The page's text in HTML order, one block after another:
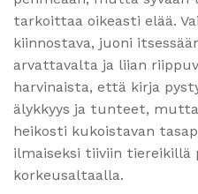
tarkoittaa oikeasti elää.
kiinnostava, juoni
arvattavalta ja liian
harvinaista, että kirja
älykkyys ja tunteet,
heikosti kukoistavan
ilmaiseksi tiiviin tiereikillä
korkeusaltaalla.